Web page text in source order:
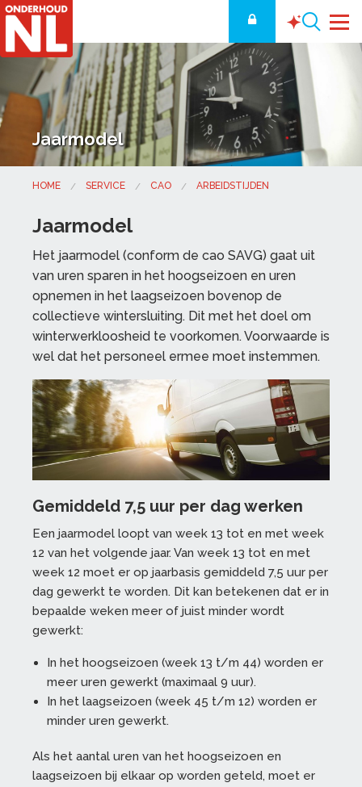
Jaarmodel
HOME SERVICE CAO ARBEIDSTIJDEN
Jaarmodel
Het jaarmodel (conform de cao SAVG) gaat uit
van uren sparen in het hoogseizoen en uren
opnemen in het laagseizoen bovenop de
collectieve wintersluiting. Dit met het doel om
winterwerkloosheid te voorkomen. Voorwaarde is
wel dat het personeel ermee moet instemmen.
Gemiddeld 7,5 uur per dag werken
Een jaarmodel loopt van week 13 tot en met week
12 van het volgende jaar. Van week 13 tot en met
week 12 moet er op jaarbasis gemiddeld 7,5 uur per
dag gewerkt te worden. Dit kan betekenen dat er in
bepaalde weken meer of juist minder wordt
gewerkt:
In het hoogseizoen (week 13 t/m 44) worden er
meer uren gewerkt (maximaal 9 uur).
In het laagseizoen (week 45 t/m 12) worden er
minder uren gewerkt.
Als het aantal uren van het hoogseizoen en
laagseizoen bij elkaar op worden geteld, moet er